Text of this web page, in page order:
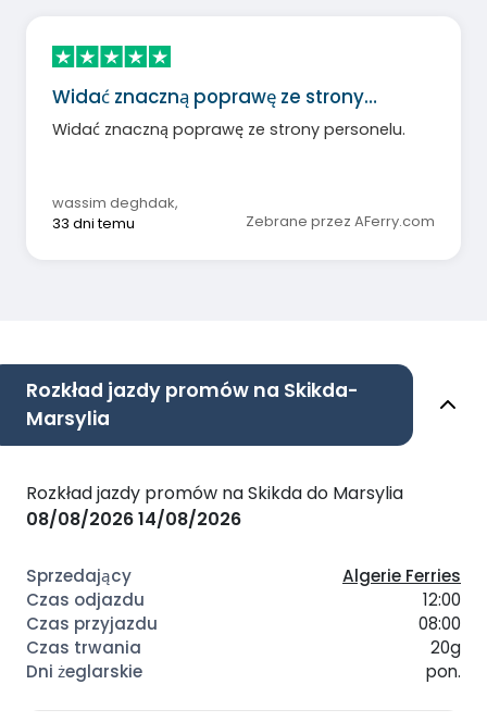
Widać znaczną poprawę ze strony…
Widać znaczną poprawę ze strony personelu.
wassim deghdak,
33 dni temu
Zebrane przez AFerry.com
Rozkład jazdy promów na Skikda-
Marsylia
Rozkład jazdy promów na Skikda do Marsylia
08/08/202614/08/2026
Algerie Ferries
12:00
08:00
20g
pon.